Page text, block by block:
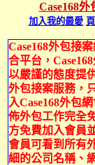
Case168外
加入我的最愛
Case168外包接
合平台，
以嚴謹的態度提
外包接案服務，
入Case168外包
佈外包工作完全
方免費加入會員
會員可看到所有
細的公司名稱、